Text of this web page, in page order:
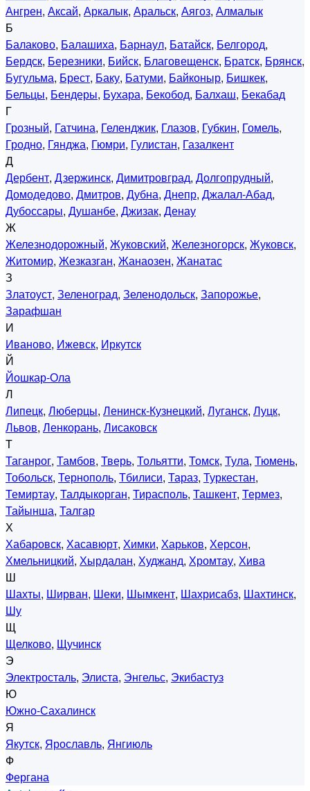
Ангрен, Аксай, Аркалык, Аральск, Аягоз, Алмалык
Б
Балаково, Балашиха, Барнаул, Батайск, Белгород,
Бердск, Березники, Бийск, Благовещенск, Братск, Брянск,
Бугульма, Брест, Баку, Батуми, Байконыр, Бишкек,
Бельцы, Бендеры, Бухара, Бекобод, Балхаш, Бекабад
Г
Грозный, Гатчина, Геленджик, Глазов, Губкин, Гомель,
Гродно, Гянджа, Гюмри, Гулистан, Газалкент
Д
Дербент, Дзержинск, Димитровград, Долгопрудный,
Домодедово, Дмитров, Дубна, Днепр, Джалал-Абад,
Дубоссары, Душанбе, Джизак, Денау
Ж
Железнодорожный, Жуковский, Железногорск, Жуковск,
Житомир, Жезказган, Жанаозен, Жанатас
З
Златоуст, Зеленоград, Зеленодольск, Запорожье,
Зарафшан
И
Иваново, Ижевск, Иркутск
Й
Йошкар-Ола
Л
Липецк, Люберцы, Ленинск-Кузнецкий, Луганск, Луцк,
Львов, Ленкорань, Лисаковск
Т
Таганрог, Тамбов, Тверь, Тольятти, Томск, Тула, Тюмень,
Тобольск, Тернополь, Тбилиси, Тараз, Туркестан,
Темиртау, Талдыкорган, Тирасполь, Ташкент, Термез,
Тайынша, Талгар
Х
Хабаровск, Хасавюрт, Химки, Харьков, Херсон,
Хмельницкий, Хырдалан, Худжанд, Хромтау, Хива
Ш
Шахты, Ширван, Шеки, Шымкент, Шахрисабз, Шахтинск,
Шу
Щ
Щелково, Щучинск
Э
Электросталь, Элиста, Энгельс, Экибастуз
Ю
Южно-Сахалинск
Я
Якутск, Ярославль, Янгиюль
Ф
Фергана